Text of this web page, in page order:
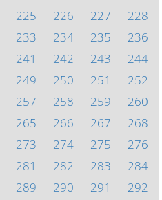
225 226 227
228
233 234 235
236
241 242 243
244
249 250 251
252
257 258 259
260
265 266 267
268
273 274 275
276
281 282 283
284
289 290 291
292